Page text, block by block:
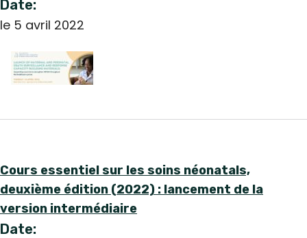
Date:
le 5 avril 2022
Cours essentiel sur les soins néonatals,
deuxième édition (2022) : lancement de la
version intermédiaire
Date: